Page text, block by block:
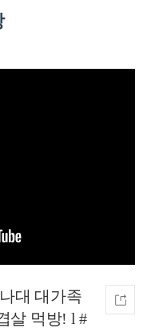
대 대가족
살 먹방! l #